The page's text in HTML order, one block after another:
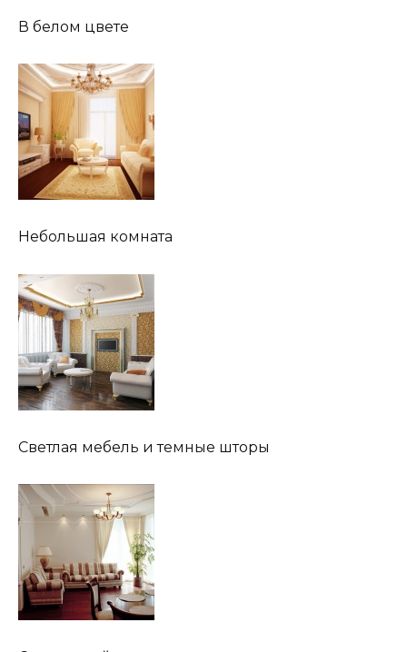
В белом цвете
Небольшая комната
Светлая мебель и темные шторы